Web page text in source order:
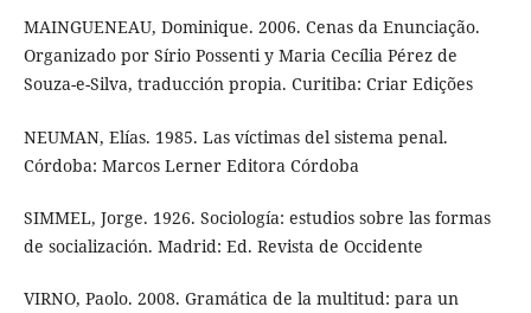
MAINGUENEAU, Dominique. 2006. Cenas da Enunciação.
Organizado por Sírio Possenti y Maria Cecília Pérez de
Souza-e-Silva, traducción propia. Curitiba: Criar Edições
NEUMAN, Elías. 1985. Las víctimas del sistema penal.
Córdoba: Marcos Lerner Editora Córdoba
SIMMEL, Jorge. 1926. Sociología: estudios sobre las formas
de socialización. Madrid: Ed. Revista de Occidente
VIRNO, Paolo. 2008. Gramática de la multitud: para un